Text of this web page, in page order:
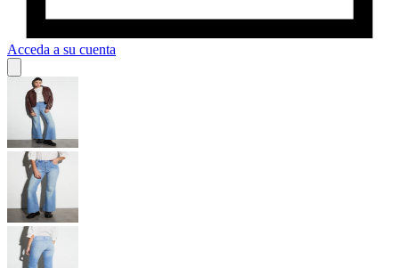
Acceda a su cuenta